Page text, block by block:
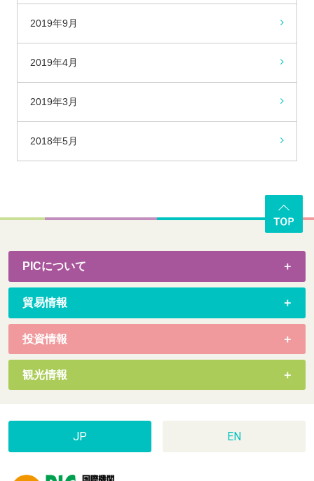
2019年9月
2019年4月
2019年3月
2018年5月
PICについて
貿易情報
投資情報
観光情報
JP EN